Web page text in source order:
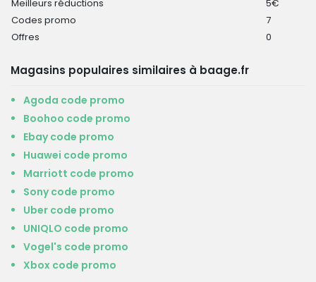
Meilleurs réductions
5€
Codes promo
7
Offres
0
Magasins populaires similaires à baage.fr
Agoda code promo
Boohoo code promo
Ebay code promo
Huawei code promo
Marriott code promo
Sony code promo
Uber code promo
UNIQLO code promo
Vogel's code promo
Xbox code promo